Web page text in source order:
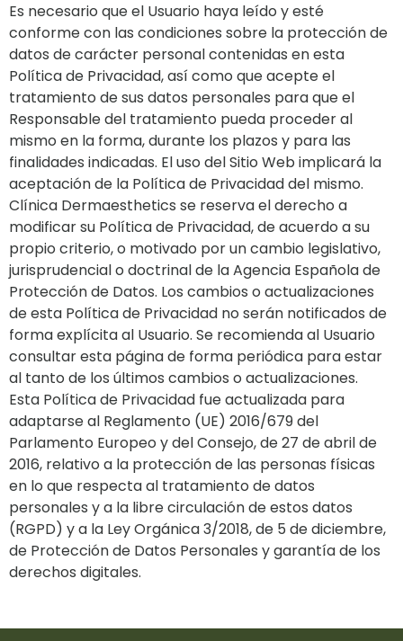
Es necesario que el Usuario haya leído y esté
conforme con las condiciones sobre la protección de
datos de carácter personal contenidas en esta
Política de Privacidad, así como que acepte el
tratamiento de sus datos personales para que el
Responsable del tratamiento pueda proceder al
mismo en la forma, durante los plazos y para las
finalidades indicadas. El uso del Sitio Web implicará la
aceptación de la Política de Privacidad del mismo.
Clínica Dermaesthetics se reserva el derecho a
modificar su Política de Privacidad, de acuerdo a su
propio criterio, o motivado por un cambio legislativo,
jurisprudencial o doctrinal de la Agencia Española de
Protección de Datos. Los cambios o actualizaciones
de esta Política de Privacidad no serán notificados de
forma explícita al Usuario. Se recomienda al Usuario
consultar esta página de forma periódica para estar
al tanto de los últimos cambios o actualizaciones.
Esta Política de Privacidad fue actualizada para
adaptarse al Reglamento (UE) 2016/679 del
Parlamento Europeo y del Consejo, de 27 de abril de
2016, relativo a la protección de las personas físicas
en lo que respecta al tratamiento de datos
personales y a la libre circulación de estos datos
(RGPD) y a la Ley Orgánica 3/2018, de 5 de diciembre,
de Protección de Datos Personales y garantía de los
derechos digitales.